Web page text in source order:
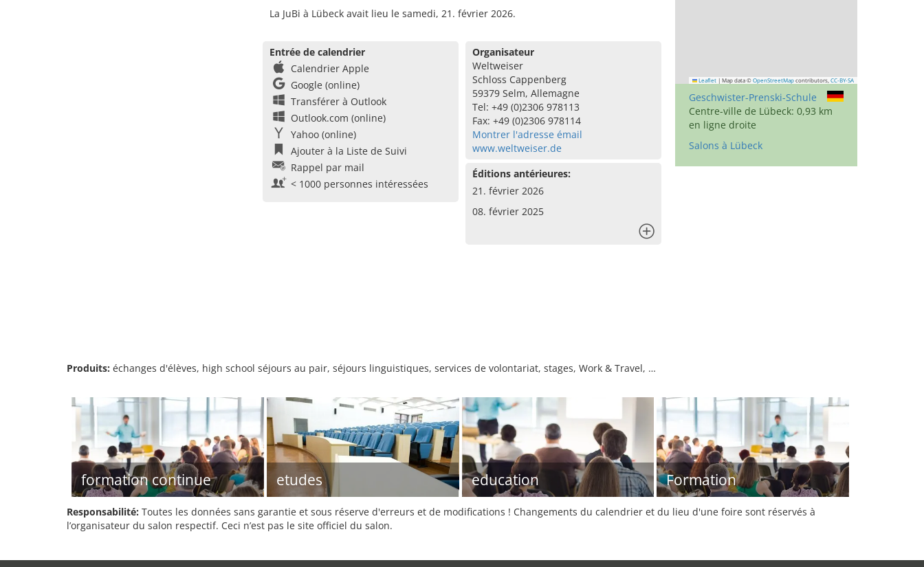
La JuBi à Lübeck avait lieu le samedi, 21. février 2026.
Entrée de calendrier
Calendrier Apple
Google (online)
Transférer à Outlook
Outlook.com (online)
Yahoo (online)
Ajouter à la Liste de Suivi
Rappel par mail
< 1000 personnes intéressées
Organisateur
Weltweiser
Schloss Cappenberg
59379 Selm, Allemagne
Tel: +49 (0)2306 978113
Fax: +49 (0)2306 978114
Montrer l'adresse émail
www.weltweiser.de
Éditions antérieures:
21. février 2026
08. février 2025
Leaflet | Map data © OpenStreetMap contributors, CC-BY-SA
Geschwister-Prenski-Schule
Centre-ville de Lübeck: 0,93 km
en ligne droite
Salons à Lübeck
Produits: échanges d'élèves, high school séjours au pair, séjours linguistiques, services de volontariat, stages, Work & Travel, …
formation continue etudes education Formation
Responsabilité: Toutes les données sans garantie et sous réserve d'erreurs et de modifications ! Changements du calendrier et du lieu d'une foire sont réservés à
l’organisateur du salon respectif. Ceci n’est pas le site officiel du salon.